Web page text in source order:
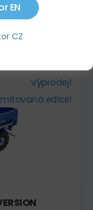
Výprodej!
edice!
EN
CZ